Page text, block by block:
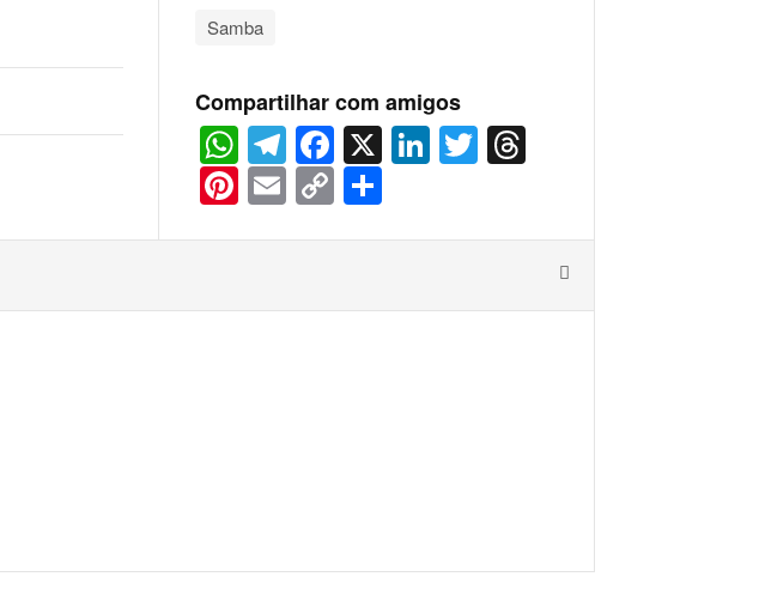
Samba
Compartilhar com amigos
WhatsApp
Telegram
Facebook
X LinkedIn
Twitter
Pinterest
Email
Copy
Link